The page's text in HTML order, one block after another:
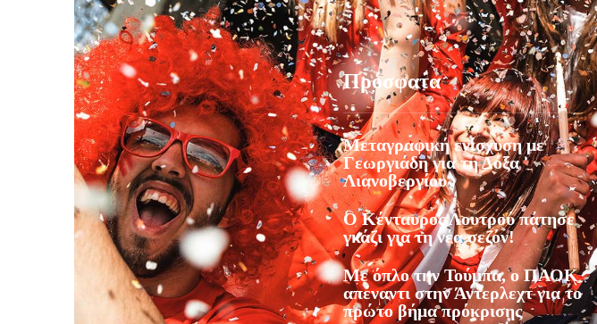
Πρόσφατα
Μεταγραφική ενίσχυση με
Γεωργιάδη για τη Δόξα
Λιανοβεργίου
Ο Κένταυρος Λουτρού πάτησε
γκάζι για τη νέα σεζόν!
Με όπλο την Τούμπα, ο ΠΑΟΚ
απέναντι στην Άντερλεχτ για το
πρώτο βήμα πρόκρισης